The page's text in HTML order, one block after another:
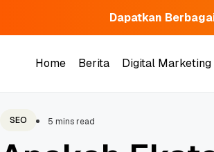
Dapatkan
Home
Berita
Digital Marketing
SEO 5 mins read